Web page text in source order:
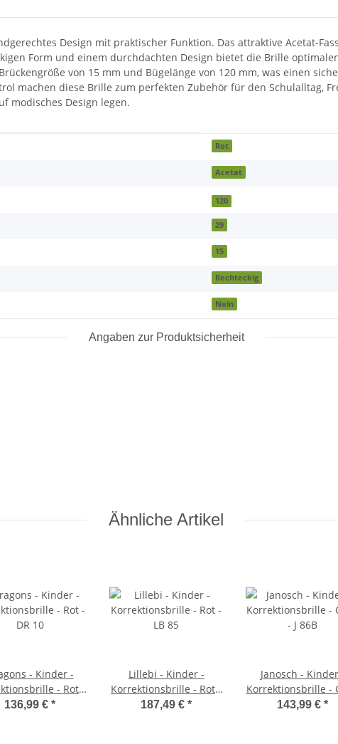
Design mit praktischer Funktion. Das attraktive Acetat-
Form und einem durchdachten Design bietet die Brille
von 15 mm und Bügelänge von 120 mm, was einen
machen diese Brille zum perfekten Zubehör für den Schulalltag,
modisches Design legen.
Rot
Acetat
120
29
15
Rechteckig
Nein
Angaben zur Produktsicherheit
Ähnliche Artikel
- Kinder -
- Rot -
DR 10
136,99 € *
Lillebi - Kinder -
Korrektionsbrille - Rot -
LB 85
187,49 € *
Janosch -
Korrektionsbrille -
- J 86B
143,99 € *